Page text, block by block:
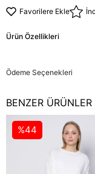
Favorilere Ekle
Ürün Özellikleri
Ödeme Seçenekleri
BENZER ÜRÜNLER
%44